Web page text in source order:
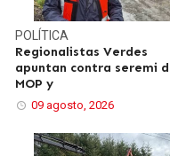
POLÍTICA
Regionalistas Verdes
apuntan contra seremi
MOP y
09 agosto, 2026